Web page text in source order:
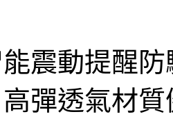
震動提醒防
彈透氣材